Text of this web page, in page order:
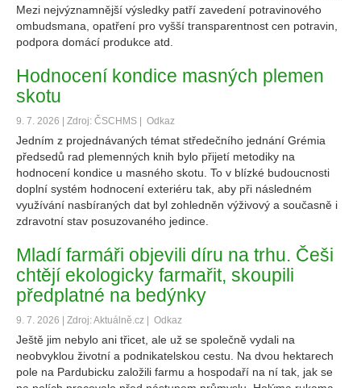
Mezi nejvýznamnější výsledky patří zavedení potravinového
ombudsmana, opatření pro vyšší transparentnost cen potravin,
podpora domácí produkce atd.
Hodnocení kondice masných plemen
skotu
9. 7. 2026 | Zdroj: ČSCHMS | Odkaz
Jedním z projednávaných témat středečního jednání Grémia
předsedů rad plemenných knih bylo přijetí metodiky na
hodnocení kondice u masného skotu. To v blízké budoucnosti
doplní systém hodnocení exteriéru tak, aby při následném
využívání nasbíraných dat byl zohledněn výživový a současně i
zdravotní stav posuzovaného jedince.
Mladí farmáři objevili díru na trhu. Češi
chtějí ekologicky farmařit, skoupili
předplatné na bedýnky
9. 7. 2026 | Zdroj: Aktuálně.cz | Odkaz
Ještě jim nebylo ani třicet, ale už se společně vydali na
neobvyklou životní a podnikatelskou cestu. Na dvou hektarech
pole na Pardubicku založili farmu a hospodaří na ní tak, jak se